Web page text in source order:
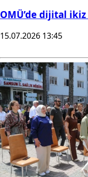
OMÜ’de dijital
15.07.2026 13:45